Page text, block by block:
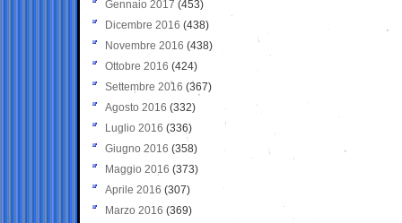
Gennaio 2017 (453)
Dicembre 2016 (438)
Novembre 2016 (438)
Ottobre 2016 (424)
Settembre 2016 (367)
Agosto 2016 (332)
Luglio 2016 (336)
Giugno 2016 (358)
Maggio 2016 (373)
Aprile 2016 (307)
Marzo 2016 (369)